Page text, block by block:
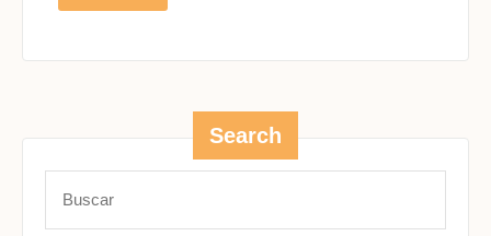
MÁS
Search